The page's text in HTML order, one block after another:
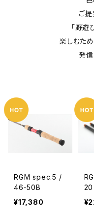
ご提
「野遊
楽しむた
発信
RGM spec.5 /
46-50B
¥17,380
20